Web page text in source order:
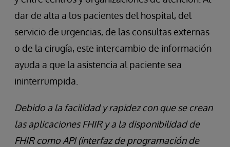
dar de alta a los pacientes del hospital, del
servicio de urgencias, de las consultas externas
o de la cirugía, este intercambio de información
ayuda a que la asistencia al paciente sea
ininterrumpida.
Debido a la facilidad y rapidez con que se crean
las aplicaciones FHIR y a la disponibilidad de
FHIR como API (interfaz de programación de